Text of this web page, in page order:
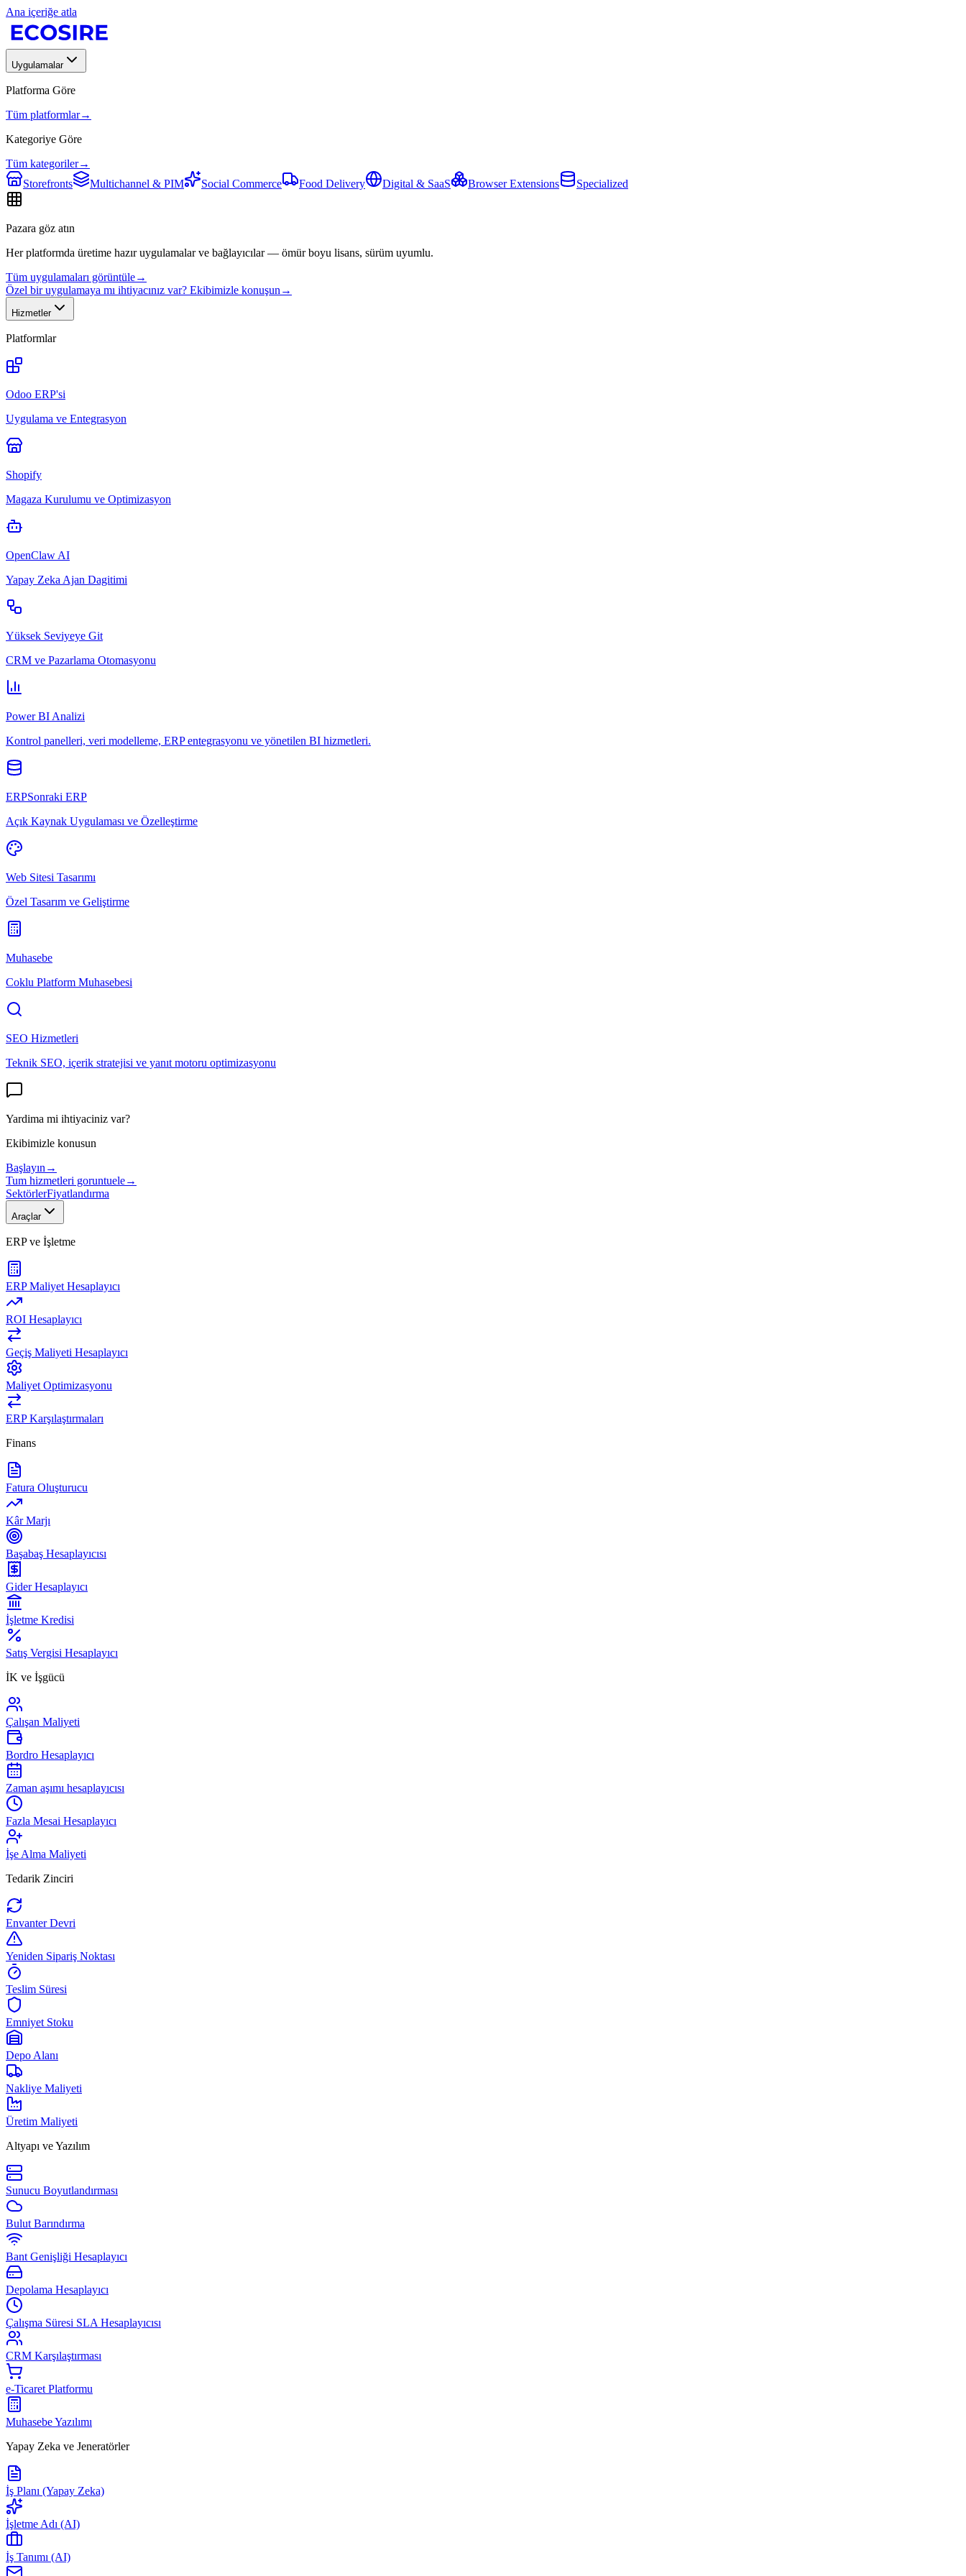
Ana içeriğe atla
Uygulamalar
Platforma Göre
Tüm platformlar→
Kategoriye Göre
Tüm kategoriler→
Storefronts
Multichannel & PIM Social Commerce Food Delivery Digital & SaaS Browser Extensions Specialized
Pazara göz atın
Her platformda üretime hazır uygulamalar ve bağlayıcılar — ömür boyu lisans, sürüm uyumlu.
Tüm uygulamaları görüntüle→
Özel bir uygulamaya mı ihtiyacınız var? Ekibimizle konuşun →
Hizmetler
Platformlar
Odoo ERP'si
Uygulama ve Entegrasyon
Shopify
Magaza Kurulumu ve Optimizasyon
OpenClaw AI
Yapay Zeka Ajan Dagitimi
Yüksek Seviyeye Git
CRM ve Pazarlama Otomasyonu
Power BI Analizi
Kontrol panelleri, veri modelleme, ERP entegrasyonu ve yönetilen BI hizmetleri.
ERPSonraki ERP
Açık Kaynak Uygulaması ve Özelleştirme
Web Sitesi Tasarımı
Özel Tasarım ve Geliştirme
Muhasebe
Coklu Platform Muhasebesi
SEO Hizmetleri
Teknik SEO, içerik stratejisi ve yanıt motoru optimizasyonu
Yardima mi ihtiyaciniz var?
Ekibimizle konusun
Başlayın →
Tum hizmetleri goruntuele→
SektörlerFiyatlandırma
Araçlar
ERP ve İşletme
ERP Maliyet Hesaplayıcı
ROI Hesaplayıcı
Geçiş Maliyeti Hesaplayıcı
Maliyet Optimizasyonu
ERP Karşılaştırmaları
Finans
Fatura Oluşturucu
Kâr Marjı
Başabaş Hesaplayıcısı
Gider Hesaplayıcı
İşletme Kredisi
Satış Vergisi Hesaplayıcı
İK ve İşgücü
Çalışan Maliyeti
Bordro Hesaplayıcı
Zaman aşımı hesaplayıcısı
Fazla Mesai Hesaplayıcı
İşe Alma Maliyeti
Tedarik Zinciri
Envanter Devri
Yeniden Sipariş Noktası
Teslim Süresi
Emniyet Stoku
Depo Alanı
Nakliye Maliyeti
Üretim Maliyeti
Altyapı ve Yazılım
Sunucu Boyutlandırması
Bulut Barındırma
Bant Genişliği Hesaplayıcı
Depolama Hesaplayıcı
Çalışma Süresi SLA Hesaplayıcısı
CRM Karşılaştırması
e-Ticaret Platformu
Muhasebe Yazılımı
Yapay Zeka ve Jeneratörler
İş Planı (Yapay Zeka)
İşletme Adı (AI)
İş Tanımı (AI)